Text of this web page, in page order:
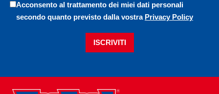
Acconsento al trattamento dei miei dati personali
secondo quanto previsto dalla vostra Privacy Policy
ISCRIVITI